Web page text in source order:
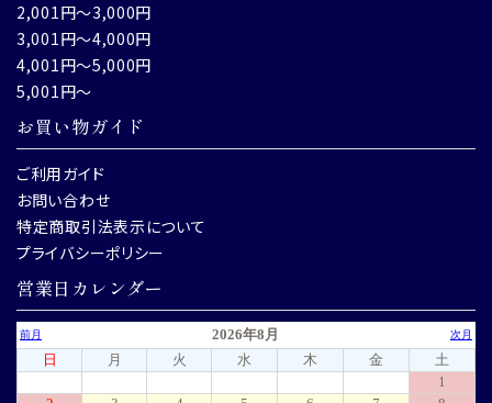
2,001円～3,000円
3,001円～4,000円
4,001円～5,000円
5,001円～
お買い物ガイド
ご利用ガイド
お問い合わせ
特定商取引法表示について
プライバシーポリシー
営業日カレンダー